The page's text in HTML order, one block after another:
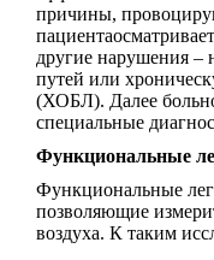
причины,
другие нарушения
путей или
(ХОБЛ). Далее
специальные
Функциональные
Функциональные
позволяющие
воздуха. К таким